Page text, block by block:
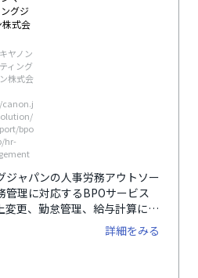
グジ
株式会
ヤノン
ィング
株式会
canon.j
bpo
hr-
ジャパンの人事労務アウトソー
管理に対応するBPOサービス
変更、勤怠管理、給与計算に加
民税の更新、問い合わせ窓口の
門スタッフが代行することで煩
が本来の業務に集中できる環
詳細をみる